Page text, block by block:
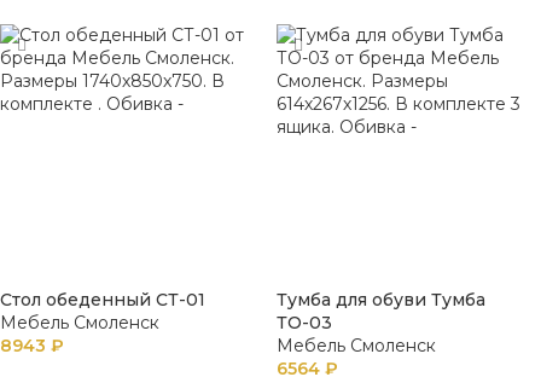
Стол обеденный СТ-01
Мебель Смоленск
8943 ₽
Тумба для обуви Тумба
ТО-03
Мебель Смоленск
6564 ₽